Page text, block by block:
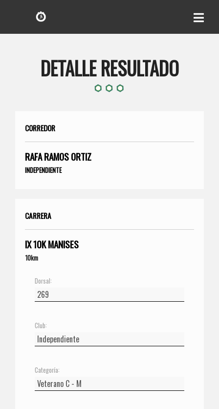
DETALLE RESULTADO
CORREDOR
RAFA RAMOS ORTIZ
INDEPENDIENTE
CARRERA
IX 10K MANISES
10km
Dorsal:
Club:
Categoría: